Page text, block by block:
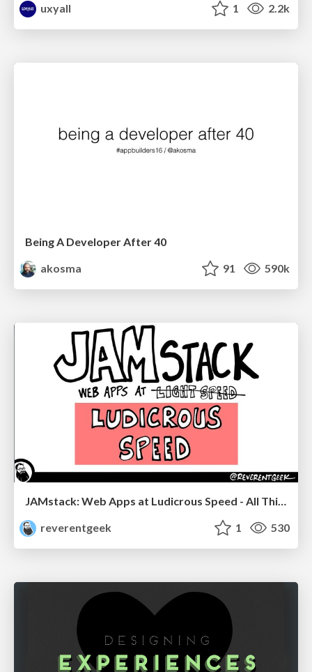
uxyall
1 2.2k
Being A Developer After 40
akosma
91 590k
JAMstack: Web Apps at Ludicrous Speed - All Things Open 2022
reverentgeek
1 530